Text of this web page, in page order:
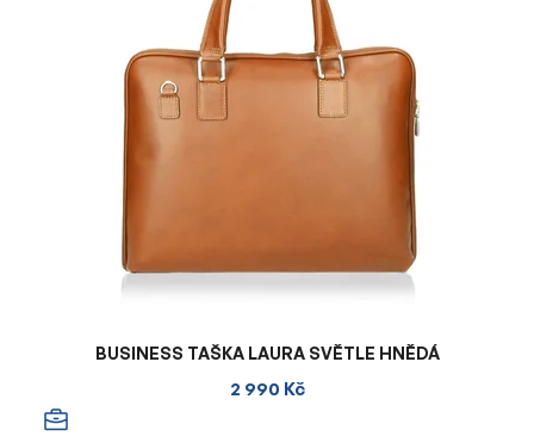
BUSINESS TAŠKA LAURA SVĚTLE HNĚDÁ
2 990 Kč